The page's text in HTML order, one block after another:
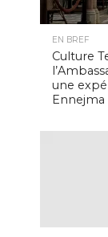
EN BREF
Culture
une
Ennejma